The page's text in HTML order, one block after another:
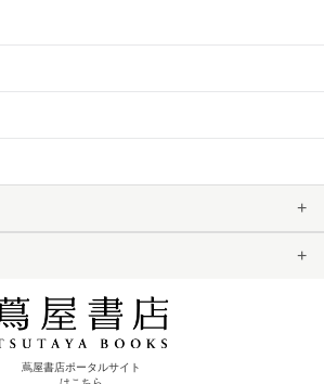
蔦屋書店ポータルサイト